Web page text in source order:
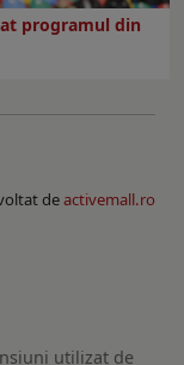
programul din
deactivemall.ro
utilizat de